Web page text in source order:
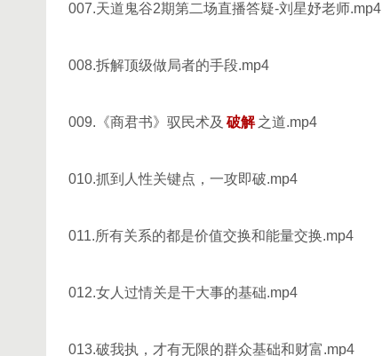
007.天道鬼谷2期第二场直播答疑-刘星妤老师.mp4
008.拆解顶级做局者的手段.mp4
009.《商君书》驭民术及 破解 之道.mp4
010.抓到人性关键点，一攻即破.mp4
011.所有关系的都是价值交换和能量交换.mp4
012.女人过情关是干大事的基础.mp4
013.破我执，才有无限的群众基础和财富.mp4